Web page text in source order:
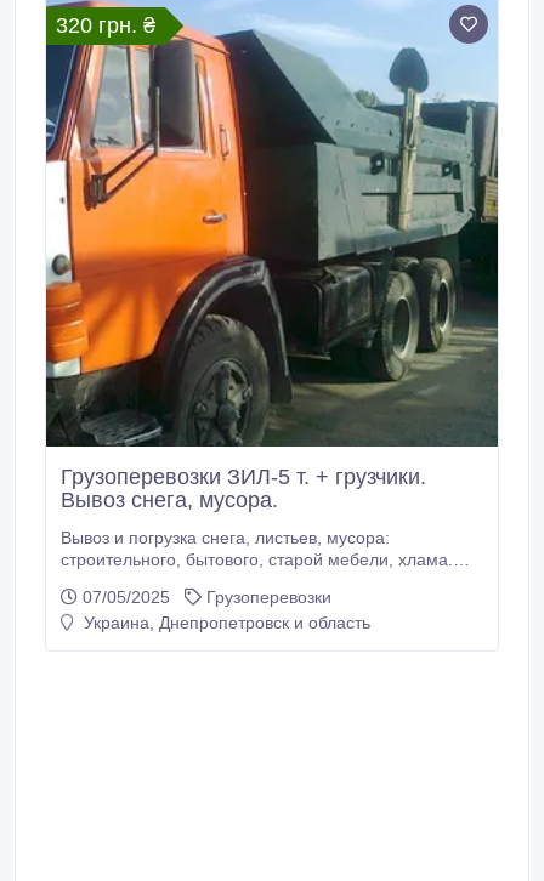
320 грн. ₴
Грузоперевозки ЗИЛ-5 т. + грузчики.
Вывоз снега, мусора.
Вывоз и погрузка снега, листьев, мусора:
строительного, бытового, старой мебели, хлама.
121-69-24, 050-012-77-17..
07/05/2025
Грузоперевозки
Украина, Днепропетровск и область